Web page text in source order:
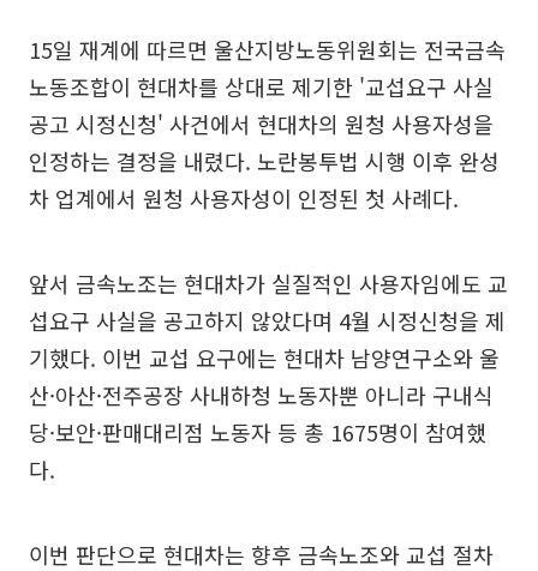
15일 재계에 따르면 울산지방노동위원회는 전국금속
노동조합이 현대차를 상대로 제기한 '교섭요구 사실
공고 시정신청' 사건에서 현대차의 원청 사용자성을
인정하는 결정을 내렸다. 노란봉투법 시행 이후 완성
차 업계에서 원청 사용자성이 인정된 첫 사례다.
앞서 금속노조는 현대차가 실질적인 사용자임에도 교
섭요구 사실을 공고하지 않았다며 4월 시정신청을 제
기했다. 이번 교섭 요구에는 현대차 남양연구소와 울
산·아산·전주공장 사내하청 노동자뿐 아니라 구내식
당·보안·판매대리점 노동자 등 총 1675명이 참여했
다.
이번 판단으로 현대차는 향후 금속노조와 교섭 절차